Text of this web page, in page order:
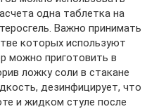
одна таблетка на
Важно принимать
которых используют
можно приготовить в
ложку соли в стакане
дезинфицирует, что
и жидком стуле после